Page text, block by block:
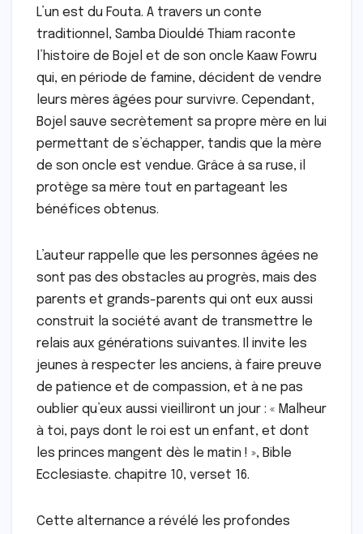
L’un est du Fouta. A travers un conte
traditionnel, Samba Diouldé Thiam raconte
l’histoire de Bojel et de son oncle Kaaw Fowru
qui, en période de famine, décident de vendre
leurs mères âgées pour survivre. Cependant,
Bojel sauve secrètement sa propre mère en lui
permettant de s’échapper, tandis que la mère
de son oncle est vendue. Grâce à sa ruse, il
protège sa mère tout en partageant les
bénéfices obtenus.
L’auteur rappelle que les personnes âgées ne
sont pas des obstacles au progrès, mais des
parents et grands-parents qui ont eux aussi
construit la société avant de transmettre le
relais aux générations suivantes. Il invite les
jeunes à respecter les anciens, à faire preuve
de patience et de compassion, et à ne pas
oublier qu’eux aussi vieilliront un jour : « Malheur
à toi, pays dont le roi est un enfant, et dont
les princes mangent dès le matin ! », Bible
Ecclesiaste. chapitre 10, verset 16.
Cette alternance a révélé les profondes